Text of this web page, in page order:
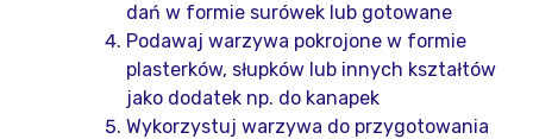
dań w formie surówek lub gotowane
Podawaj warzywa pokrojone w formie
plasterków, słupków lub innych kształtów
jako dodatek np. do kanapek
Wykorzystuj warzywa do przygotowania